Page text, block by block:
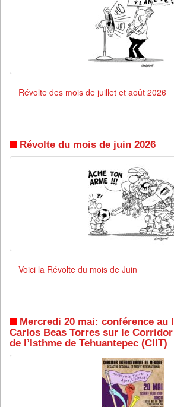
Révolte des mois de juillet et août 2026
Révolte du mois de juin 2026
Voici la Révolte du mois de Juin
Mercredi 20 mai: conférence au
Carlos Beas Torres sur le
de l’Isthme de Tehuantepec (CIIT)